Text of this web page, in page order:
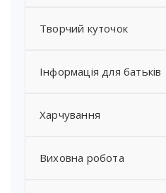
Творчий куточок
Інформація для батьків
Харчування
Виховна робота